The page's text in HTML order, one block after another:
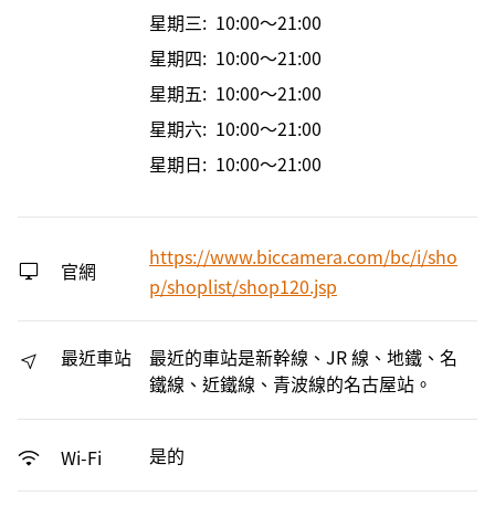
星期三: 10:00～21:00
星期四: 10:00～21:00
星期五: 10:00～21:00
星期六: 10:00～21:00
星期日: 10:00～21:00
官網
https://www.biccamera.com/bc/i/sho
p/shoplist/shop120.jsp
最近車站
最近的車站是新幹線、JR 線、地鐵、名
鐵線、近鐵線、青波線的名古屋站。
Wi-Fi 是的